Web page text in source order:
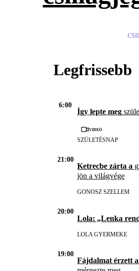
Legfrissebb
6:00
Így lepte meg
Videó
SZÜLETÉSNAP
21:00
Ketrecbe zárta a
jön a világvége
GONOSZ SZELLEM
20:00
Lola: „Lenka
LOLA GYERMEKE
19:00
Fájdalmat érzett a